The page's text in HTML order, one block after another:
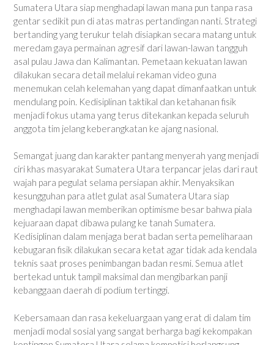
Sumatera Utara siap menghadapi lawan mana pun tanpa rasa
gentar sedikit pun di atas matras pertandingan nanti. Strategi
bertanding yang terukur telah disiapkan secara matang untuk
meredam gaya permainan agresif dari lawan-lawan tangguh
asal pulau Jawa dan Kalimantan. Pemetaan kekuatan lawan
dilakukan secara detail melalui rekaman video guna
menemukan celah kelemahan yang dapat dimanfaatkan untuk
mendulang poin. Kedisiplinan taktikal dan ketahanan fisik
menjadi fokus utama yang terus ditekankan kepada seluruh
anggota tim jelang keberangkatan ke ajang nasional.
Semangat juang dan karakter pantang menyerah yang menjadi
ciri khas masyarakat Sumatera Utara terpancar jelas dari raut
wajah para pegulat selama persiapan akhir. Menyaksikan
kesungguhan para atlet gulat asal Sumatera Utara siap
menghadapi lawan memberikan optimisme besar bahwa piala
kejuaraan dapat dibawa pulang ke tanah Sumatera.
Kedisiplinan dalam menjaga berat badan serta pemeliharaan
kebugaran fisik dilakukan secara ketat agar tidak ada kendala
teknis saat proses penimbangan badan resmi. Semua atlet
bertekad untuk tampil maksimal dan mengibarkan panji
kebanggaan daerah di podium tertinggi.
Kebersamaan dan rasa kekeluargaan yang erat di dalam tim
menjadi modal sosial yang sangat berharga bagi kekompakan